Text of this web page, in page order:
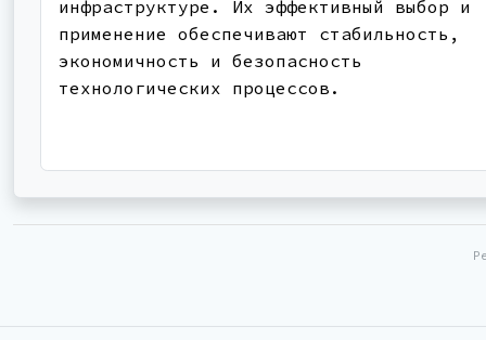
инфраструктуре. Их эффективный выбор и
применение обеспечивают стабильность,
экономичность и безопасность
технологических процессов.